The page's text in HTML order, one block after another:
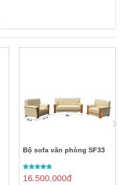
Bộ sofa văn phòng SF33
5.00 out of
5
16.500.000đ